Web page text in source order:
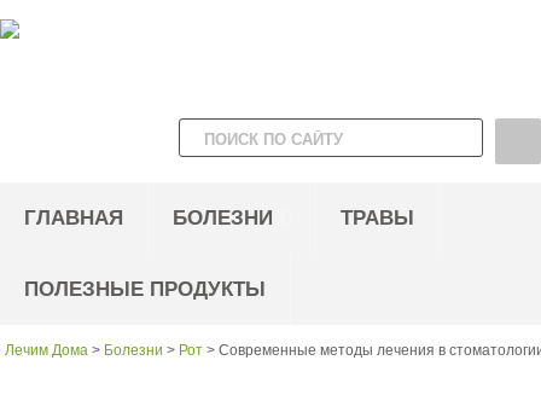
ГЛАВНАЯ БОЛЕЗНИ ТРАВЫ
ПОЛЕЗНЫЕ ПРОДУКТЫ
Лечим Дома > Болезни > Рот >Современные методы лечения в